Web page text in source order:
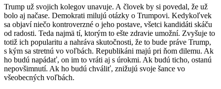
Trump už svojich kolegov unavuje. A človek by si povedal, že už
bolo aj načase. Demokrati milujú otázky o Trumpovi. Kedykoľvek
sa objaví niečo kontroverzné o jeho postave, všetci kandidáti skáču
od radosti. Teda najmä tí, ktorým to ešte zdravie umožní. Zvyšuje to
totiž ich popularitu a nahráva skutočnosti, že to bude práve Trump,
s kým sa stretnú vo voľbách. Republikáni majú pri ňom dilemu. Ak
ho budú napádať, on im to vráti aj s úrokmi. Ak budú ticho, ostanú
nepovšimnutí. Ak ho budú chváliť, znižujú svoje šance vo
všeobecných voľbách.